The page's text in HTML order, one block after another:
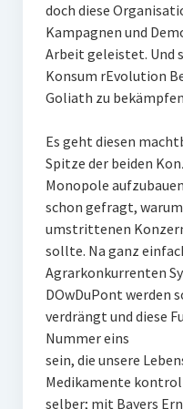
doch diese
Kampagnen und
Arbeit geleistet. Und
Konsum rEvolution
Goliath zu
Es geht diesen
Spitze der beiden
Monopole
schon gefragt,
umstrittenen
sollte. Na ganz
Agrarkonkurrenten
DOwDuPont werden
verdrängt und diese
Nummer eins
sein, die unsere
Medikamente
selber; mit Bayers